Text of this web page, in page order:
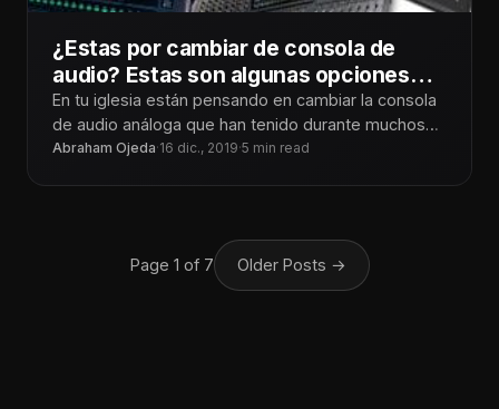
¿Estas por cambiar de consola de
audio? Estas son algunas opciones
que te pueden ayudar
En tu iglesia están pensando en cambiar la consola
de audio análoga que han tenido durante muchos
años en este
Abraham Ojeda·16 dic., 2019·5 min read
Page 1 of 7 Older Posts →